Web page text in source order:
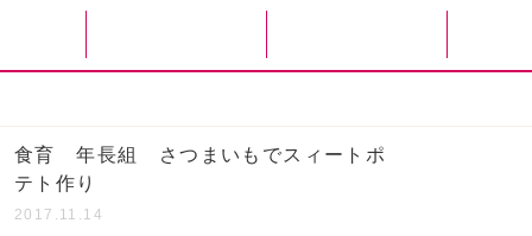
2017.11.14
食育 年長組 さつまいもでスィートポ
テト作り